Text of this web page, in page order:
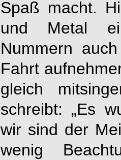
Spaß macht.
und Metal
Nummern
Fahrt
gleich
schreibt: „Es
wir sind der
wenig